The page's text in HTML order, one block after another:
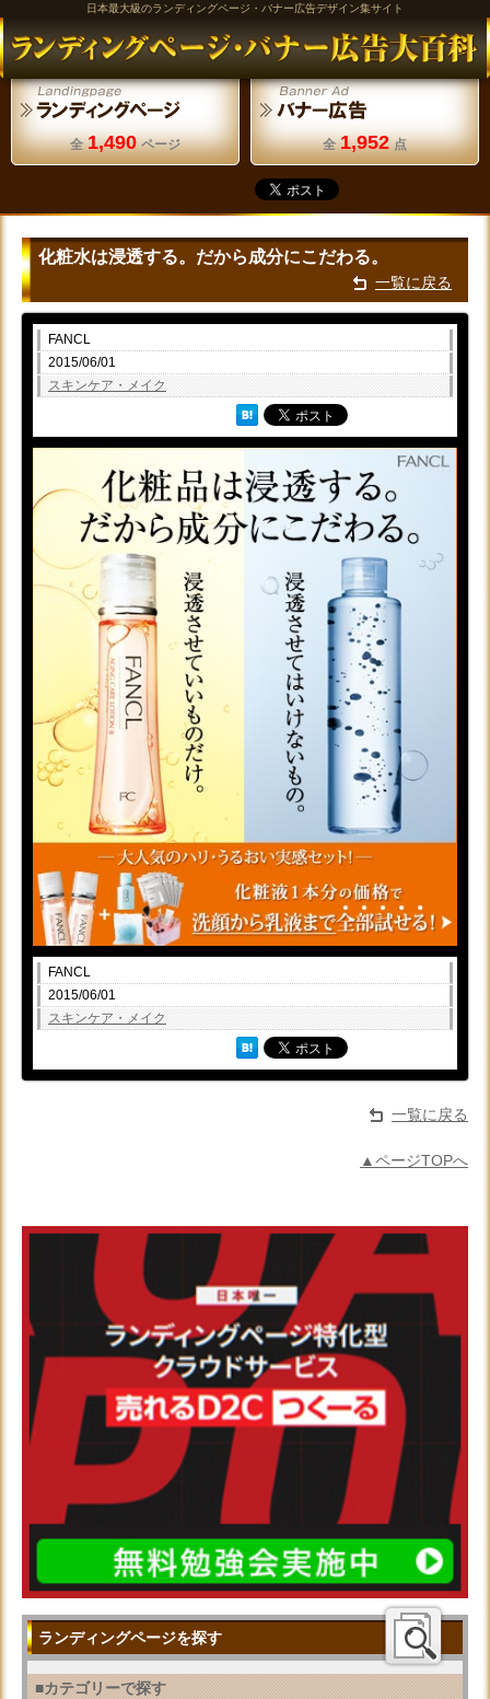
日本最大級のランディングページ・バナー広告デザイン集サイト
全 1,490 ページ 全 1,952 点
化粧水は浸透する。だから成分にこだわる。
一覧に戻る
FANCL
2015/06/01
スキンケア・メイク
FANCL
2015/06/01
スキンケア・メイク
一覧に戻る
▲ページTOPへ
ランディングページを探す
■カテゴリーで探す